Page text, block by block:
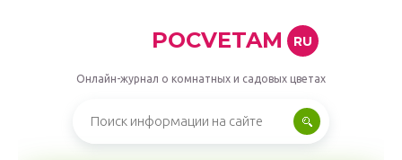
POCVETAM RU
Онлайн-журнал о комнатных и садовых цветах